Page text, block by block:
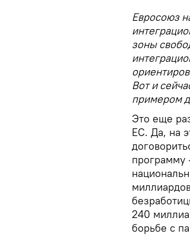
Евросоюз
зоны
Вот и
примером
Это еще
ЕС. Да, на
программу
240
борьбе с